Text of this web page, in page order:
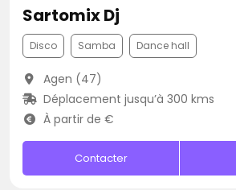
Sartomix Dj
Disco Samba Dance hall
Agen (47)
Déplacement jusqu’à 300 kms
À partir de €
Contacter